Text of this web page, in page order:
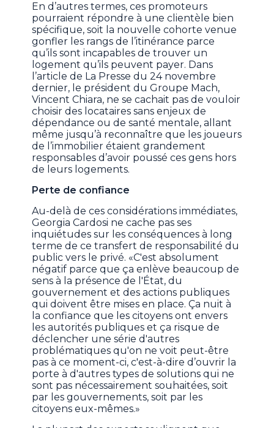
En d’autres termes, ces promoteurs
pourraient répondre à une clientèle bien
spécifique, soit la nouvelle cohorte venue
gonfler les rangs de l’itinérance parce
qu’ils sont incapables de trouver un
logement qu’ils peuvent payer. Dans
l’article de La Presse du 24 novembre
dernier, le président du Groupe Mach,
Vincent Chiara, ne se cachait pas de vouloir
choisir des locataires sans enjeux de
dépendance ou de santé mentale, allant
même jusqu’à reconnaître que les joueurs
de l’immobilier étaient grandement
responsables d’avoir poussé ces gens hors
de leurs logements.
Perte de confiance
Au-delà de ces considérations immédiates,
Georgia Cardosi ne cache pas ses
inquiétudes sur les conséquences à long
terme de ce transfert de responsabilité du
public vers le privé. «C'est absolument
négatif parce que ça enlève beaucoup de
sens à la présence de l'État, du
gouvernement et des actions publiques
qui doivent être mises en place. Ça nuit à
la confiance que les citoyens ont envers
les autorités publiques et ça risque de
déclencher une série d'autres
problématiques qu'on ne voit peut-être
pas à ce moment-ci, c'est-à-dire d’ouvrir la
porte à d'autres types de solutions qui ne
sont pas nécessairement souhaitées, soit
par les gouvernements, soit par les
citoyens eux-mêmes.»